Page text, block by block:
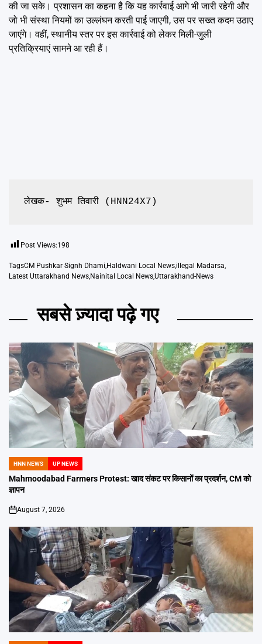
की जा सके। प्रशासन का कहना है कि यह कार्रवाई आगे भी जारी रहेगी और
जो भी संस्था नियमों का उल्लंघन करती पाई जाएगी, उस पर सख्त कदम उठाए
जाएंगे। वहीं, स्थानीय स्तर पर इस कार्रवाई को लेकर मिली-जुली
प्रतिक्रियाएं सामने आ रही हैं।
लेखक- शुभम तिवारी (HNN24X7)
Post Views:198
TagsCM Pushkar Signh Dhami,Haldwani Local News,illegal Madarsa,
Latest Uttarakhand News,Nainital Local News,Uttarakhand-News
सबसे ज़्यादा पढ़े गए
POSTED
IN
HNN NEWS UP NEWS
Mahmoodabad Farmers Protest: खाद संकट पर किसानों का प्रदर्शन, CM को
ज्ञापन
on
August 7, 2026